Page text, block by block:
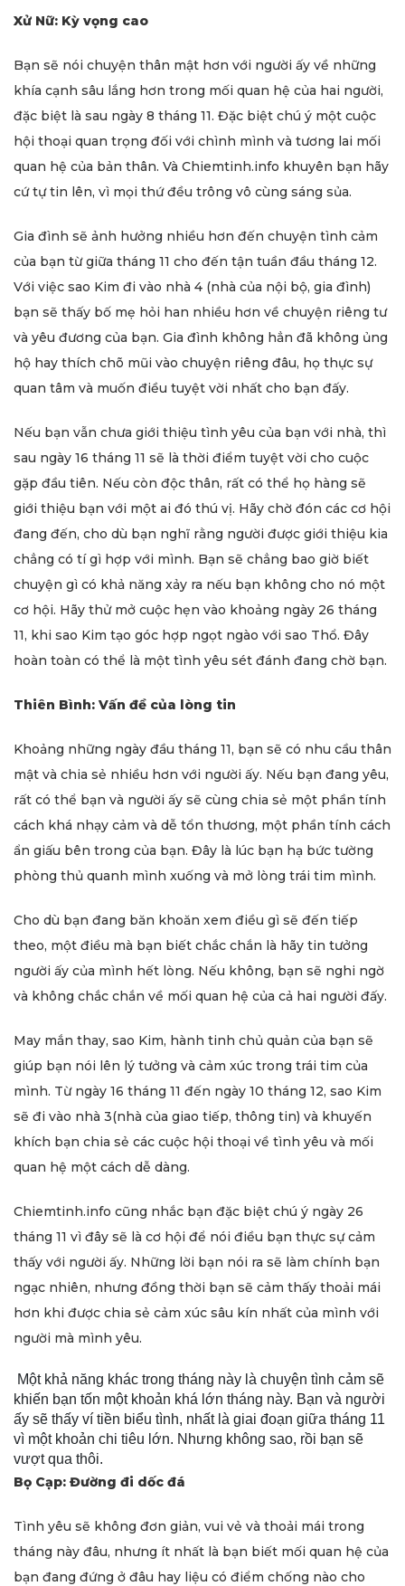
Xử Nữ: Kỳ vọng cao
Bạn sẽ nói chuyện thân mật hơn với người ấy về những
khía cạnh sâu lắng hơn trong mối quan hệ của hai người,
đặc biệt là sau ngày 8 tháng 11. Đặc biệt chú ý một cuộc
hội thoại quan trọng đối với chình mình và tương lai mối
quan hệ của bản thân. Và Chiemtinh.info khuyên bạn hãy
cứ tự tin lên, vì mọi thứ đều trông vô cùng sáng sủa.
Gia đình sẽ ảnh hưởng nhiều hơn đến chuyện tình cảm
của bạn từ giữa tháng 11 cho đến tận tuần đầu tháng 12.
Với việc sao Kim đi vào nhà 4 (nhà của nội bộ, gia đình)
bạn sẽ thấy bố mẹ hỏi han nhiều hơn về chuyện riêng tư
và yêu đương của bạn. Gia đình không hẳn đã không ủng
hộ hay thích chõ mũi vào chuyện riêng đâu, họ thực sự
quan tâm và muốn điều tuyệt vời nhất cho bạn đấy.
Nếu bạn vẫn chưa giới thiệu tình yêu của bạn với nhà, thì
sau ngày 16 tháng 11 sẽ là thời điểm tuyệt vời cho cuộc
gặp đầu tiên. Nếu còn độc thân, rất có thể họ hàng sẽ
giới thiệu bạn với một ai đó thú vị. Hãy chờ đón các cơ hội
đang đến, cho dù bạn nghĩ rằng người được giới thiệu kia
chẳng có tí gì hợp với mình. Bạn sẽ chẳng bao giờ biết
chuyện gì có khả năng xảy ra nếu bạn không cho nó một
cơ hội. Hãy thử mở cuộc hẹn vào khoảng ngày 26 tháng
11, khi sao Kim tạo góc hợp ngọt ngào với sao Thổ. Đây
hoàn toàn có thể là một tình yêu sét đánh đang chờ bạn.
Thiên Bình: Vấn đề của lòng tin
Khoảng những ngày đầu tháng 11, bạn sẽ có nhu cầu thân
mật và chia sẻ nhiều hơn với người ấy. Nếu bạn đang yêu,
rất có thể bạn và người ấy sẽ cùng chia sẻ một phần tính
cách khá nhạy cảm và dễ tổn thương, một phần tính cách
ẩn giấu bên trong của bạn. Đây là lúc bạn hạ bức tường
phòng thủ quanh mình xuống và mở lòng trái tim mình.
Cho dù bạn đang băn khoăn xem điều gì sẽ đến tiếp
theo, một điều mà bạn biết chắc chắn là hãy tin tưởng
người ấy của mình hết lòng. Nếu không, bạn sẽ nghi ngờ
và không chắc chắn về mối quan hệ của cả hai người đấy.
May mắn thay, sao Kim, hành tinh chủ quản của bạn sẽ
giúp bạn nói lên lý tưởng và cảm xúc trong trái tim của
mình. Từ ngày 16 tháng 11 đến ngày 10 tháng 12, sao Kim
sẽ đi vào nhà 3(nhà của giao tiếp, thông tin) và khuyến
khích bạn chia sẻ các cuộc hội thoại về tình yêu và mối
quan hệ một cách dễ dàng.
Chiemtinh.info cũng nhắc bạn đặc biệt chú ý ngày 26
tháng 11 vì đây sẽ là cơ hội để nói điều bạn thực sự cảm
thấy với người ấy. Những lời bạn nói ra sẽ làm chính bạn
ngạc nhiên, nhưng đồng thời bạn sẽ cảm thấy thoải mái
hơn khi được chia sẻ cảm xúc sâu kín nhất của mình với
người mà mình yêu.
Một khả năng khác trong tháng này là chuyện tình cảm sẽ
khiến bạn tốn một khoản khá lớn tháng này. Bạn và người
ấy sẽ thấy ví tiền biểu tình, nhất là giai đoạn giữa tháng 11
vì một khoản chi tiêu lớn. Nhưng không sao, rồi bạn sẽ
vượt qua thôi.
Bọ Cạp: Đường đi dốc đá
Tình yêu sẽ không đơn giản, vui vẻ và thoải mái trong
tháng này đâu, nhưng ít nhất là bạn biết mối quan hệ của
bạn đang đứng ở đâu hay liệu có điểm chống nào cho